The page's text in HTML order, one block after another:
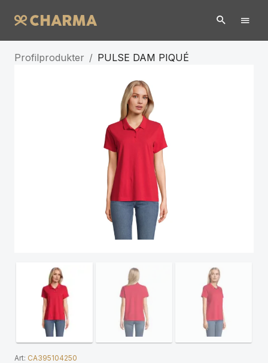
Profilprodukter / PULSE DAM PIQUÉ
Art: CA395104250